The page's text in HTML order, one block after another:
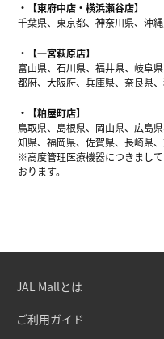
【東府中店・横浜瀬谷店】
千葉県、東京都、神奈川県、沖
【一宮萩原店】
富山県、石川県、福井県、岐阜
都府、大阪府、兵庫県、奈良県
【粕屋町店】
鳥取県、島根県、岡山県、広島
知県、福岡県、佐賀県、長崎県
※高度管理医療機器につきまし
おります。
JAL Mallとは
ご利用ガイド